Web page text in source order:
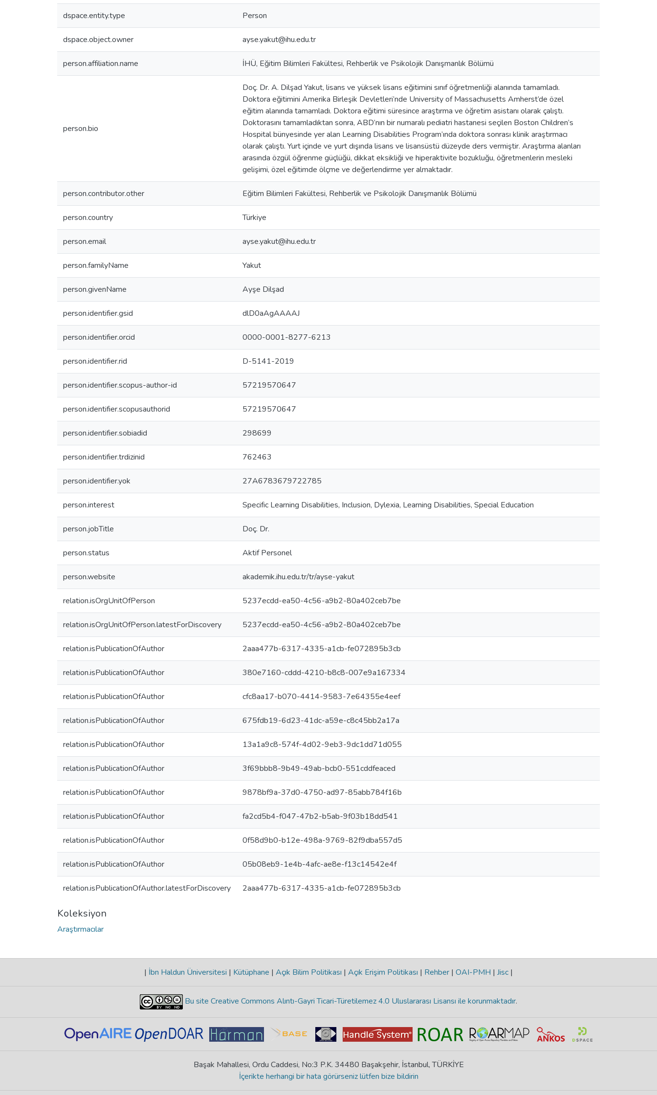
dspace.entity.type Person
dspace.object.owner ayse.yakut@ihu.edu.tr
person.affiliation.name İHÜ, Eğitim Bilimleri Fakültesi, Rehberlik ve Psikolojik Danışmanlık Bölümü
person.bio
Doç. Dr. A. Dilşad Yakut, lisans ve yüksek lisans eğitimini sınıf öğretmenliği alanında tamamladı.
Doktora eğitimini Amerika Birleşik Devletleri’nde University of Massachusetts Amherst’de özel
eğitim alanında tamamladı. Doktora eğitimi süresince araştırma ve öğretim asistanı olarak çalıştı.
Doktorasını tamamladıktan sonra, ABD’nın bir numaralı pediatri hastanesi seçilen Boston Children’s
Hospital bünyesinde yer alan Learning Disabilities Program’ında doktora sonrası klinik araştırmacı
olarak çalıştı. Yurt içinde ve yurt dışında lisans ve lisansüstü düzeyde ders vermiştir. Araştırma alanları
arasında özgül öğrenme güçlüğü, dikkat eksikliği ve hiperaktivite bozukluğu, öğretmenlerin mesleki
gelişimi, özel eğitimde ölçme ve değerlendirme yer almaktadır.
person.contributor.other Eğitim Bilimleri Fakültesi, Rehberlik ve Psikolojik Danışmanlık Bölümü
person.country Türkiye
person.email ayse.yakut@ihu.edu.tr
person.familyName Yakut
person.givenName Ayşe Dilşad
person.identifier.gsid dlD0aAgAAAAJ
person.identifier.orcid 0000-0001-8277-6213
person.identifier.rid D-5141-2019
person.identifier.scopus-author-id 57219570647
person.identifier.scopusauthorid 57219570647
person.identifier.sobiadid 298699
person.identifier.trdizinid 762463
person.identifier.yok 27A6783679722785
person.interest Specific Learning Disabilities, Inclusion, Dylexia, Learning Disabilities, Special Education
person.jobTitle Doç. Dr.
person.status Aktif Personel
person.website akademik.ihu.edu.tr/tr/ayse-yakut
relation.isOrgUnitOfPerson 5237ecdd-ea50-4c56-a9b2-80a402ceb7be
relation.isOrgUnitOfPerson.latestForDiscovery 5237ecdd-ea50-4c56-a9b2-80a402ceb7be
relation.isPublicationOfAuthor 2aaa477b-6317-4335-a1cb-fe072895b3cb
relation.isPublicationOfAuthor 380e7160-cddd-4210-b8c8-007e9a167334
relation.isPublicationOfAuthor cfc8aa17-b070-4414-9583-7e64355e4eef
relation.isPublicationOfAuthor 675fdb19-6d23-41dc-a59e-c8c45bb2a17a
relation.isPublicationOfAuthor 13a1a9c8-574f-4d02-9eb3-9dc1dd71d055
relation.isPublicationOfAuthor 3f69bbb8-9b49-49ab-bcb0-551cddfeaced
relation.isPublicationOfAuthor 9878bf9a-37d0-4750-ad97-85abb784f16b
relation.isPublicationOfAuthor fa2cd5b4-f047-47b2-b5ab-9f03b18dd541
relation.isPublicationOfAuthor 0f58d9b0-b12e-498a-9769-82f9dba557d5
relation.isPublicationOfAuthor 05b08eb9-1e4b-4afc-ae8e-f13c14542e4f
relation.isPublicationOfAuthor.latestForDiscovery 2aaa477b-6317-4335-a1cb-fe072895b3cb
Koleksiyon
Araştırmacılar
| İbn Haldun Üniversitesi | Kütüphane | Açık Bilim Politikası | Açık Erişim Politikası | Rehber | OAI-PMH | Jisc |
Bu site Creative Commons Alıntı-Gayri Ticari-Türetilemez 4.0 Uluslararası Lisansı ile korunmaktadır.
Başak Mahallesi, Ordu Caddesi, No:3 P.K. 34480 Başakşehir, İstanbul, TÜRKİYE
İçerikte herhangi bir hata görürseniz lütfen bize bildirin